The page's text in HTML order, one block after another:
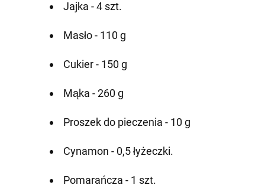
Jajka - 4 szt.
Masło - 110 g
Cukier - 150 g
Mąka - 260 g
Proszek do pieczenia - 10 g
Cynamon - 0,5 łyżeczki.
Pomarańcza - 1 szt.